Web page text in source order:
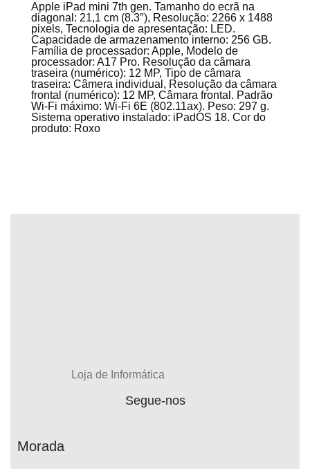
Apple iPad mini 7th gen. Tamanho do ecrã na
diagonal: 21,1 cm (8.3″), Resolução: 2266 x 1488
pixels, Tecnologia de apresentação: LED.
Capacidade de armazenamento interno: 256 GB.
Família de processador: Apple, Modelo de
processador: A17 Pro. Resolução da câmara
traseira (numérico): 12 MP, Tipo de câmara
traseira: Câmera individual, Resolução da câmara
frontal (numérico): 12 MP, Câmara frontal. Padrão
Wi-Fi máximo: Wi-Fi 6E (802.11ax). Peso: 297 g.
Sistema operativo instalado: iPadOS 18. Cor do
produto: Roxo
Loja de Informática
Segue-nos
Morada